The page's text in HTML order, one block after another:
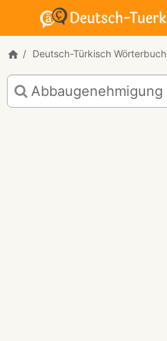
Deutsch-Türkisch Wörterbuch
Deutsch-
Türkisch
Übersetzung